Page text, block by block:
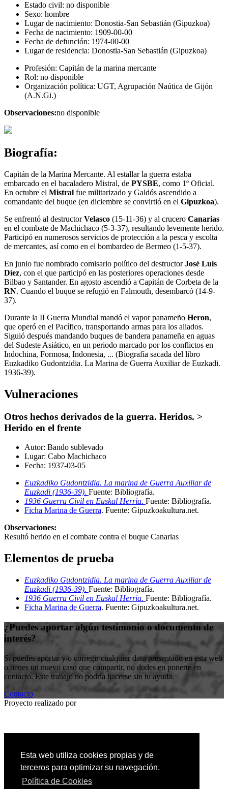
Esta web utiliza cookies propias y de
terceros para optimizar su navegación.
Política de Cookies
Estado civil: no disponible
Sexo: hombre
Lugar de nacimiento: Donostia-San Sebastián (Gipuzkoa)
Fecha de nacimiento: 1909-00-00
Fecha de defunción: 1974-00-00
Lugar de residencia: Donostia-San Sebastián (Gipuzkoa)
Profesión: Capitán de la marina mercante
Rol: no disponible
Organización política: UGT, Agrupación Naútica de Gijón
(A.N.Gi.)
Observaciones:no disponible
Biografía:
Capitán de la Marina Mercante. Al estallar la guerra estaba
embarcado en el bacaladero Mistral, de PYSBE, como 1º Oficial.
En octubre el Mistral fue militarizado y Galdós ascendido a
comandante del buque (en diciembre se convirtió en el Gipuzkoa).
Se enfrentó al destructorVelasco (15-11-36) y al crucero Canarias
en el combate de Machichaco (5-3-37), resultando levemente herido.
Participó en numerosos servicios de protección a la pesca y escolta
de mercantes, así como en el bombardeo de Bermeo (1-5-37).
En junio fue nombrado comisario político del destructorJosé Luis
Díez, con el que participó en las posteriores operaciones desde
Bilbao y Santander. En agosto ascendió a Capitán de Corbeta de la
RN. Cuando el buque se refugió en Falmouth, desembarcó (14-9-
37).
Durante la II Guerra Mundial mandó el vapor panameño Heron,
que operó en el Pacífico, transportando armas para los aliados.
Siguió después mandando buques de bandera panameña en aguas
del Sudeste Asiático, en un periodo marcado por los conflictos en
Indochina, Formosa, Indonesia, ... (Biografía sacada del libro
Euzkadiko Gudontzidia. La Marina de Guerra Auxiliar de Euzkadi.
1936-39).
Vulneraciones
Otros hechos derivados de la guerra. Heridos. >
Herido en el frente
Autor: Bando sublevado
Lugar: Cabo Machichaco
Fecha: 1937-03-05
Euzkadiko Gudontzidia. La marina de Guerra Auxiliar de
Euzkadi (1936-39). Fuente: Bibliografía.
1936 Guerra Civil en Euskal Herria. Fuente: Bibliografía.
Ficha Marina de Guerra. Fuente: Gipuzkoakultura.net.
Observaciones:
Resultó herido en el combate contra el buque Canarias
Elementos de prueba
Euzkadiko Gudontzidia. La marina de Guerra Auxiliar de
Euzkadi (1936-39). Fuente: Bibliografía.
1936 Guerra Civil en Euskal Herria. Fuente: Bibliografía.
Ficha Marina de Guerra. Fuente: Gipuzkoakultura.net.
¿Puedes aportar algún testimonio o documento de
interés?
Si puedes aportar y/o corregir cualquier dato presentado en esta web
o tienes un nuevo caso que compartir, no dudes en ponerte en
contacto. Este trabajo no podría hacerse sin tu ayuda.
Contacto
Proyecto realizado por
Entidad colaboradora